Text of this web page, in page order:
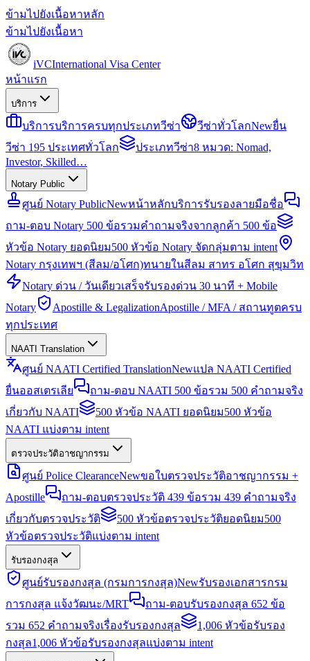
ข้ามไปยังเนื้อหาหลัก
ข้ามไปยังเนื้อหา
iVCInternational Visa Center
หน้าแรก
บริการ
บริการบริการครบทุกประเภทวีซ่า วีซ่าทั่วโลกNewยื่น
วีซ่า 195 ประเทศทั่วโลก
ประเภทวีซ่า8 หมวด: Nomad,
Investor, Skilled…
Notary Public
ศูนย์ Notary PublicNewหน้าหลักบริการรับรองลายมือชื่อ
ถาม-ตอบ Notary 500 ข้อรวมคำถามจริงจากลูกค้า 500 ข้อ
หัวข้อ Notary ยอดนิยม500 หัวข้อ Notary จัดกลุ่มตาม intent
Notary กรุงเทพฯ (สีลม/อโศก)ทนายในสีลม สาทร อโศก สุขุมวิท
Notary ด่วน / วันเดียวเสร็จรับรองด่วน 30 นาที + Mobile
Notary
Apostille & LegalizationApostille / MFA / สถานทูตครบ
ทุกประเทศ
NAATI Translation
ศูนย์ NAATI Certified TranslationNewแปล NAATI Certified
ยื่นออสเตรเลีย
ถาม-ตอบ NAATI 500 ข้อรวม 500 คำถามจริง
เกี่ยวกับ NAATI
500 หัวข้อ NAATI ยอดนิยม500 หัวข้อ
NAATI แบ่งตาม intent
ตรวจประวัติอาชญากรรม
ศูนย์ Police ClearanceNewขอใบตรวจประวัติอาชญากรรม +
Apostille
ถาม-ตอบตรวจประวัติ 439 ข้อรวม 439 คำถามจริง
เกี่ยวกับตรวจประวัติ
500 หัวข้อตรวจประวัติยอดนิยม500
หัวข้อตรวจประวัติแบ่งตาม intent
รับรองกงสุล
ศูนย์รับรองกงสุล (กรมการกงสุล)Newรับรองเอกสารกรม
การกงสุล แจ้งวัฒนะ/MRT
ถาม-ตอบรับรองกงสุล 652 ข้อ
รวม 652 คำถามจริงเรื่องรับรองกงสุล
1,006 หัวข้อรับรอง
กงสุล1,006 หัวข้อรับรองกงสุลแบ่งตาม intent